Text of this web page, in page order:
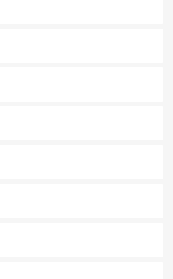
ズは地元の風情を楽しめる外せないスポット